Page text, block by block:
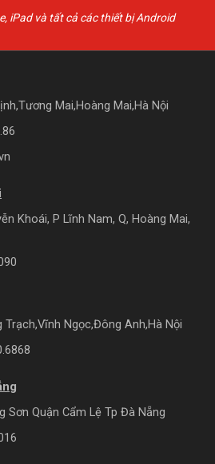
iPad và tất cả các thiết bị Android
Mai,Hoàng Mai,Hà Nội
Khoái, P Lĩnh Nam, Q, Hoàng Mai,
Trạch,Vĩnh Ngọc,Đông Anh,Hà Nội
Sơn Quận Cẩm Lệ Tp Đà Nẵng